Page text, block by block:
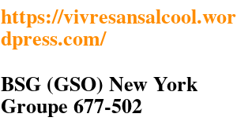
https://vivresansalcool.wor
dpress.com/
BSG (GSO) New York
Groupe 677-502